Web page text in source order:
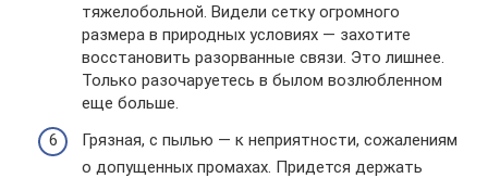
тяжелобольной. Видели сетку огромного
размера в природных условиях — захотите
восстановить разорванные связи. Это лишнее.
Только разочаруетесь в былом возлюбленном
еще больше.
Грязная, с пылью — к неприятности, сожалениям
о допущенных промахах. Придется держать